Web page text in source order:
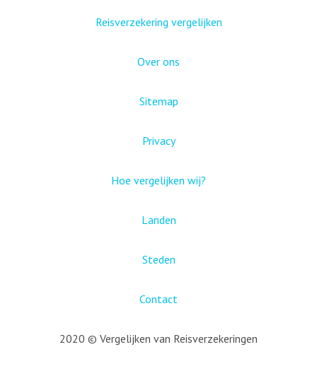
Reisverzekering vergelijken
Over ons
Sitemap
Privacy
Hoe vergelijken wij?
Landen
Steden
Contact
2020 © Vergelijken van Reisverzekeringen